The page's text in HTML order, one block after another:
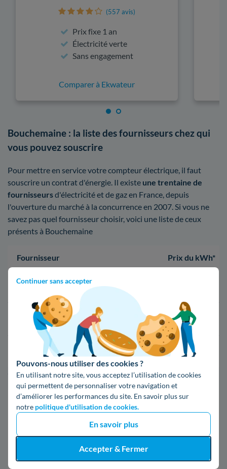
Continuer sans accepter
Pouvons-nous utiliser des cookies ?
En utilisant notre site, vous acceptez l’utilisation de cookies
qui permettent de personnaliser votre navigation et
d’améliorer les performances du site. En savoir plus sur
notre politique d'utilisation de cookies.
En savoir plus
Accepter & Fermer
(557 avis)
Prix fixe 1 an
Électricité verte
Sans engagement
Comparer à Ekwateur
Bouchemaine : la liste des fournisseurs chez qui
vous pouvez souscrire
Pour mettre en service votre compteur électrique, il faut
souscrire un contrat d'énergie. Il existe une trentaine de
fournisseursd'électricité et de gaz en France, depuis
l'ouverture du marché à la concurrence en 2007. Si vous ne
savez pas quel fournisseur choisir, voici une liste de ceux
présents à Bouchemaine
Fournisseur Prix du kWh*
16,400000000000002 c€/kWh
17,83 c€/kWh
*Prix TTC pour un forfait base d’une puissance de 6 kVA
Infos / souscriptions
(appel non surtaxé)